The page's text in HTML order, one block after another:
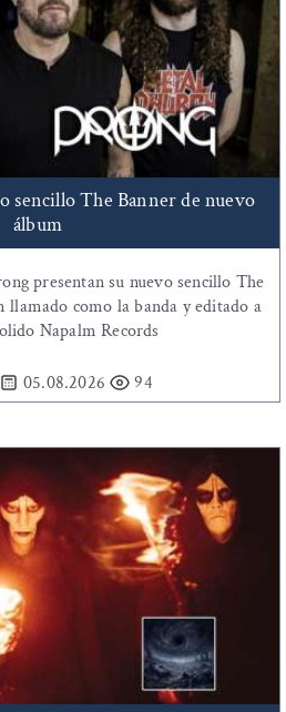
sencillo The Banner de nuevo
álbum
presentan su nuevo sencillo The
llamado como la banda y editado a
Napalm Records
05.08.2026 94